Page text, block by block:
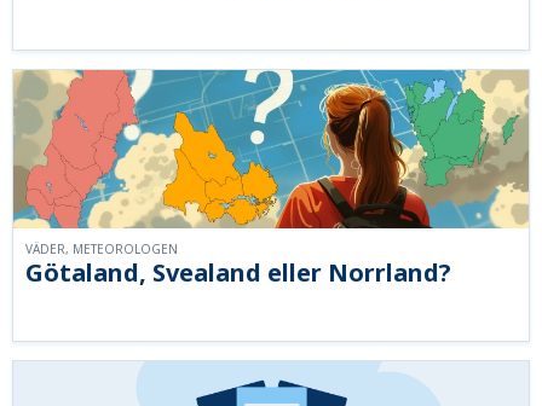
Götaland, Svealand eller Norrland?
VÄDER, METEOROLOGEN